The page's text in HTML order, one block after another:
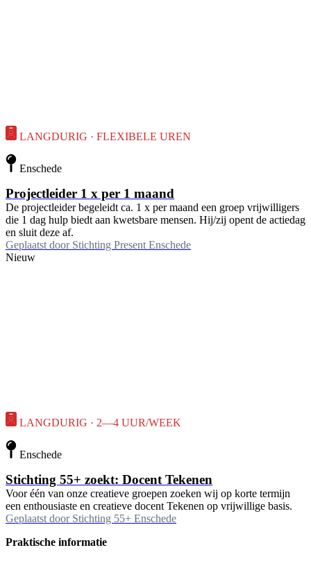
LANGDURIG · FLEXIBELE UREN
Enschede
Projectleider 1 x per 1 maand
De projectleider begeleidt ca. 1 x per maand een groep vrijwilligers
die 1 dag hulp biedt aan kwetsbare mensen. Hij/zij opent de actiedag
en sluit deze af.
Geplaatst door Stichting Present Enschede
Nieuw
LANGDURIG · 2—4 UUR/WEEK
Enschede
Stichting 55+ zoekt: Docent Tekenen
Voor één van onze creatieve groepen zoeken wij op korte termijn
een enthousiaste en creatieve docent Tekenen op vrijwillige basis.
Geplaatst door Stichting 55+ Enschede
Praktische informatie